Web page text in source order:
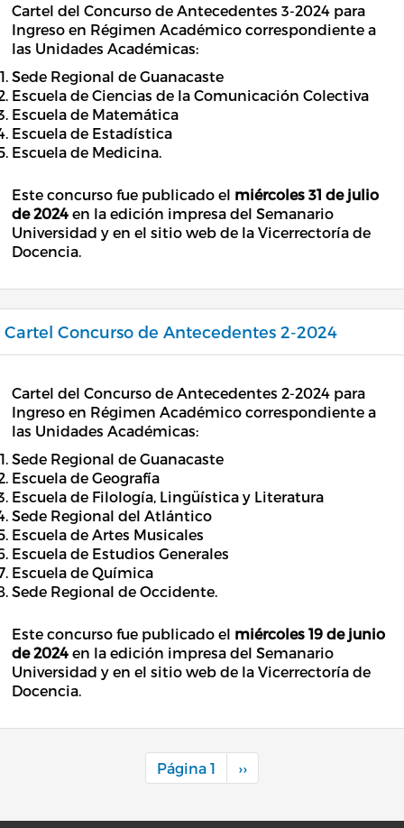
Cartel del Concurso de Antecedentes 3-2024 para
Ingreso en Régimen Académico correspondiente a
las Unidades Académicas:
Sede Regional de Guanacaste
Escuela de Ciencias de la Comunicación Colectiva
Escuela de Matemática
Escuela de Estadística
Escuela de Medicina.
Este concurso fue publicado el miércoles 31 de julio
de 2024 en la edición impresa del Semanario
Universidad y en el sitio web de la Vicerrectoría de
Docencia.
Cartel Concurso de Antecedentes 2-2024
Cartel del Concurso de Antecedentes 2-2024 para
Ingreso en Régimen Académico correspondiente a
las Unidades Académicas:
Sede Regional de Guanacaste
Escuela de Geografía
Escuela de Filología, Lingüística y Literatura
Sede Regional del Atlántico
Escuela de Artes Musicales
Escuela de Estudios Generales
Escuela de Química
Sede Regional de Occidente.
Este concurso fue publicado el miércoles 19 de junio
de 2024 en la edición impresa del Semanario
Universidad y en el sitio web de la Vicerrectoría de
Docencia.
Página 1 Siguiente página
››